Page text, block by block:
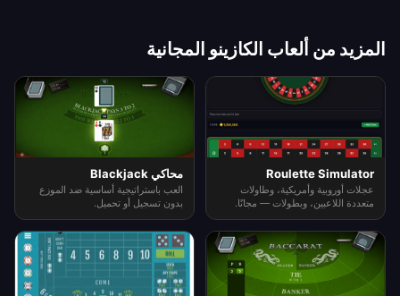
المزيد من ألعاب الكازينو المجانية
Roulette Simulator
عجلات أوروبية وأمريكية، وطاولات
متعددة اللاعبين، وبطولات — مجانًا.
محاكي Blackjack
العب باستراتيجية أساسية ضد الموزع
بدون تسجيل أو تحميل.